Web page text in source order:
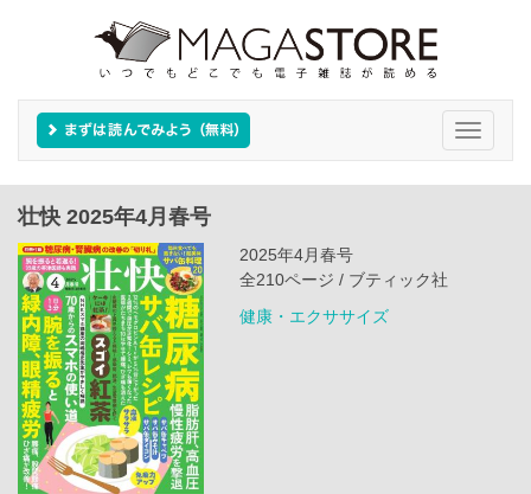
Toggle
壮快 2025年4月春号
2025年4月春号
全210ページ / ブティック社
健康・エクササイズ